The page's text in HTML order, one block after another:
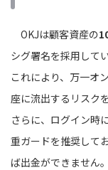
OKJは顧客資産の
シグ署名を採用してい
これにより、万一オ
座に流出するリスク
さらに、ログイン時
重ガードを推奨して
ば出金ができません。